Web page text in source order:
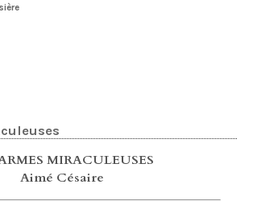
MIRACULEUSES
Aimé Césaire